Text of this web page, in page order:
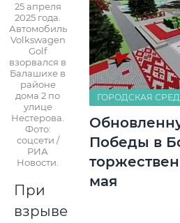
25 апреля
2025 года.
Автомобиль
Volkswagen
Golf
взорвался в
Балашихе в
районе
дома 2 по
улице
Нестерова.
Фото:
соцсети /
РИА
Новости.
При
взрыве
ГОРОДСКАЯ
Победы в
мая